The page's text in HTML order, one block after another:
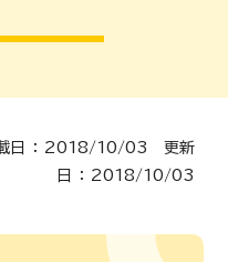
日 ： 2018/10/03 更新
日 ： 2018/10/03